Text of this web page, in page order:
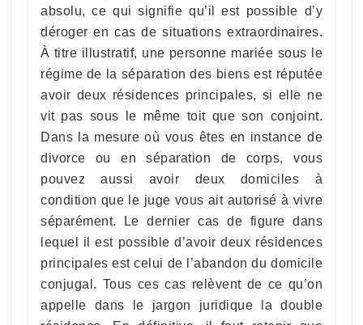
absolu, ce qui signifie qu’il est possible d’y
déroger en cas de situations extraordinaires.
À titre illustratif, une personne mariée sous le
régime de la séparation des biens est réputée
avoir deux résidences principales, si elle ne
vit pas sous le même toit que son conjoint.
Dans la mesure où vous êtes en instance de
divorce ou en séparation de corps, vous
pouvez aussi avoir deux domiciles à
condition que le juge vous ait autorisé à vivre
séparément. Le dernier cas de figure dans
lequel il est possible d’avoir deux résidences
principales est celui de l’abandon du domicile
conjugal. Tous ces cas relèvent de ce qu’on
appelle dans le jargon juridique la double